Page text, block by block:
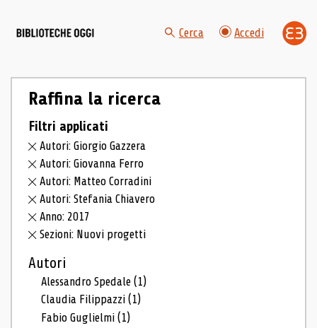
Cerca Accedi
Raffina la ricerca
Filtri applicati
Autori: Giorgio Gazzera
Autori: Giovanna Ferro
Autori: Matteo Corradini
Autori: Stefania Chiavero
Anno: 2017
Sezioni: Nuovi progetti
Autori
Alessandro Spedale(1)
Claudia Filippazzi(1)
Fabio Guglielmi(1)